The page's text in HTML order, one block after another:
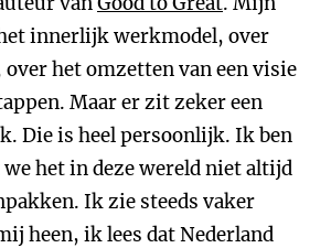
innerlijk werkmodel, over
het omzetten van een visie
Maar er zit zeker een
Die is heel persoonlijk. Ik ben
het in deze wereld niet altijd
Ik zie steeds vaker
heen, ik lees dat Nederland